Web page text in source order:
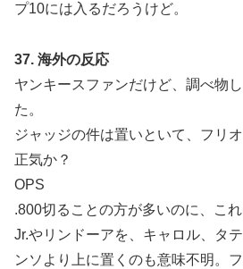
プ10には入るだろうけど。
37. 海外の反応
ヤンキースファンだけど、調べ物
た。
ジャッジの件は置いといて、フリ
正気か？
OPS
.800切ることの方が多いのに、こ
Jr.やリンドーアを、キャロル、タ
ンソより上に置くのも意味不明。フ